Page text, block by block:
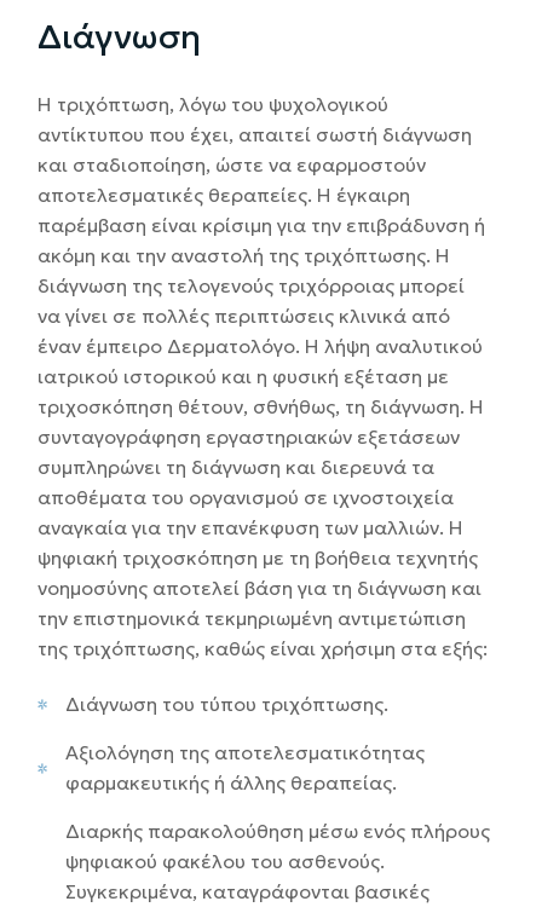
Διάγνωση
Η τριχόπτωση, λόγω του ψυχολογικού
αντίκτυπου που έχει, απαιτεί σωστή διάγνωση
και σταδιοποίηση, ώστε να εφαρμοστούν
αποτελεσματικές θεραπείες. Η έγκαιρη
παρέμβαση είναι κρίσιμη για την επιβράδυνση ή
ακόμη και την αναστολή της τριχόπτωσης. Η
διάγνωση της τελογενούς τριχόρροιας μπορεί
να γίνει σε πολλές περιπτώσεις κλινικά από
έναν έμπειρο Δερματολόγο. Η λήψη αναλυτικού
ιατρικού ιστορικού και η φυσική εξέταση με
τριχοσκόπηση θέτουν, σθνήθως, τη διάγνωση. Η
συνταγογράφηση εργαστηριακών εξετάσεων
συμπληρώνει τη διάγνωση και διερευνά τα
αποθέματα του οργανισμού σε ιχνοστοιχεία
αναγκαία για την επανέκφυση των μαλλιών. Η
ψηφιακή τριχοσκόπηση με τη βοήθεια τεχνητής
νοημοσύνης αποτελεί βάση για τη διάγνωση και
την επιστημονικά τεκμηριωμένη αντιμετώπιση
της τριχόπτωσης, καθώς είναι χρήσιμη στα εξής:
Διάγνωση του τύπου τριχόπτωσης.
Αξιολόγηση της αποτελεσματικότητας
φαρμακευτικής ή άλλης θεραπείας.
Διαρκής παρακολούθηση μέσω ενός πλήρους
ψηφιακού φακέλου του ασθενούς.
Συγκεκριμένα, καταγράφονται βασικές